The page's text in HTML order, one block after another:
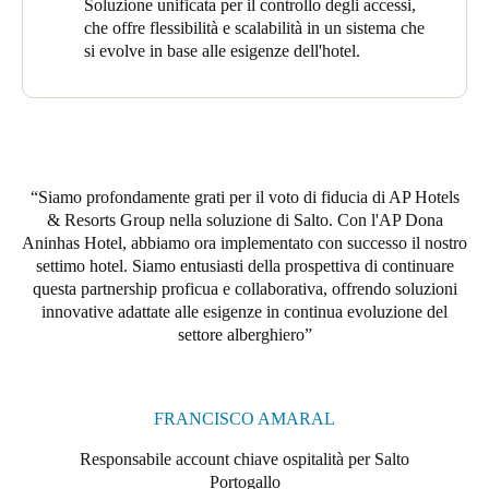
Gli ospiti e il personale possono anche godere della tranquillità
di sapere che stanno contribuendo agli sforzi di sostenibilità ogni
Aninhas, ogni camera e suite è dotata dei dispositivi universali di
una stanza è vuota per lunghi periodi. Riconoscono solo le carte
autorizzate, garantendo così un controllo efficiente dei consumi
energetici.
Le innovative soluzioni di accesso di Salto si estendono anche
alle porte di servizio. Qui, le serrature wireless XS4 Original+,
con lettore nero e finitura in acciaio inox spazzolato, offrono un
installati in punti strategici per facilitare l'accesso al retro e
mantenendo il design e l'estetica dell'hotel.
Soluzione unificata per il controllo degli accessi,
che offre flessibilità e scalabilità in un sistema che
si evolve in base alle esigenze dell'hotel.
Siamo profondamente grati per il voto di fiducia di AP Hotels
& Resorts Group nella soluzione di Salto. Con l'AP Dona
Aninhas Hotel, abbiamo ora implementato con successo il nostro
settimo hotel. Siamo entusiasti della prospettiva di continuare
questa partnership proficua e collaborativa, offrendo soluzioni
innovative adattate alle esigenze in continua evoluzione del
settore alberghiero
FRANCISCO AMARAL
Responsabile account chiave ospitalità per Salto
Portogallo